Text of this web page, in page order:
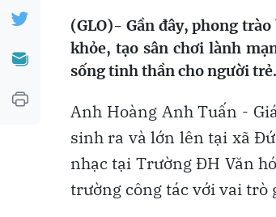
(GLO)- Gần đây, phong
khỏe, tạo sân chơi lành
sống tinh thần cho người trẻ.
Anh Hoàng Anh Tuấn -
sinh ra và lớn lên tại xã
nhạc tại Trường ĐH Văn
trường công tác với vai trò